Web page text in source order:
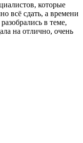
которые
всё сдать, а времени
в теме,
на отлично, очень